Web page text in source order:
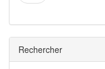
Rechercher